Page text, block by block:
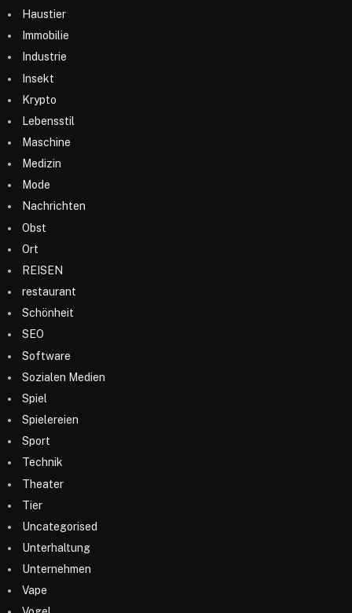
Haustier
Immobilie
Industrie
Insekt
Krypto
Lebensstil
Maschine
Medizin
Mode
Nachrichten
Obst
Ort
REISEN
restaurant
Schönheit
SEO
Software
Sozialen Medien
Spiel
Spielereien
Sport
Technik
Theater
Tier
Uncategorised
Unterhaltung
Unternehmen
Vape